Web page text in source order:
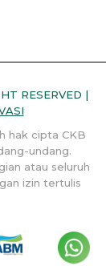
RESERVED |
hak cipta CKB
undang.
atau seluruh
izin tertulis